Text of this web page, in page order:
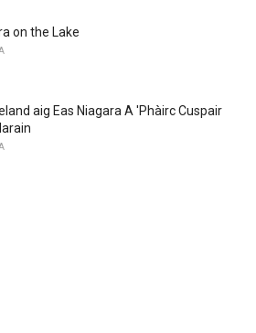
on the Lake
aig Eas Niagara A 'Phàirc Cuspair